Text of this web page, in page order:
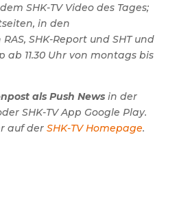
SHK-TV Video des Tages;
in den
SHK-Report und SHT und
ab 11.30 Uhr von montags bis
als Push Newsin der
SHK-TV App Google Play.
auf der SHK-TV Homepage.